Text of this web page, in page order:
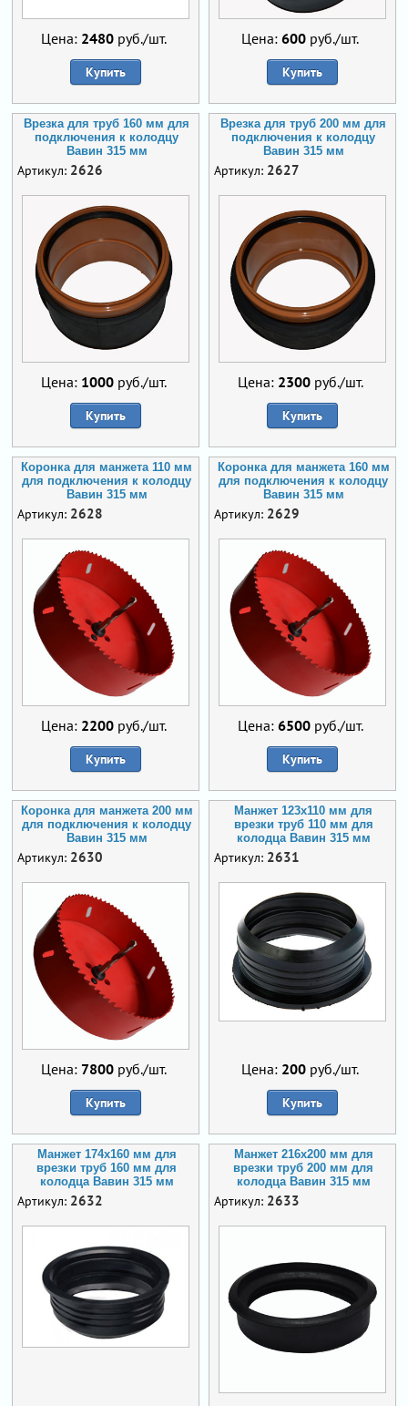
Цена: 2480руб./шт.
Купить
Цена: 600 руб./шт.
Купить
Врезка для труб 160 мм для
подключения к колодцу
Вавин 315 мм
Артикул: 2626
Цена: 1000руб./шт.
Купить
Врезка для труб 200 мм для
подключения к колодцу
Вавин 315 мм
Артикул: 2627
Цена: 2300руб./шт.
Купить
Коронка для манжета 110 мм
для подключения к колодцу
Вавин 315 мм
Артикул: 2628
Цена: 2200руб./шт.
Купить
Коронка для манжета 160 мм
для подключения к колодцу
Вавин 315 мм
Артикул: 2629
Цена: 6500руб./шт.
Купить
Коронка для манжета 200 мм
для подключения к колодцу
Вавин 315 мм
Артикул: 2630
Цена: 7800руб./шт.
Купить
Манжет 123х110 мм для
врезки труб 110 мм для
колодца Вавин 315 мм
Артикул: 2631
Цена: 200 руб./шт.
Купить
Манжет 174х160 мм для
врезки труб 160 мм для
колодца Вавин 315 мм
Артикул: 2632
Манжет 216x200 мм для
врезки труб 200 мм для
колодца Вавин 315 мм
Артикул: 2633